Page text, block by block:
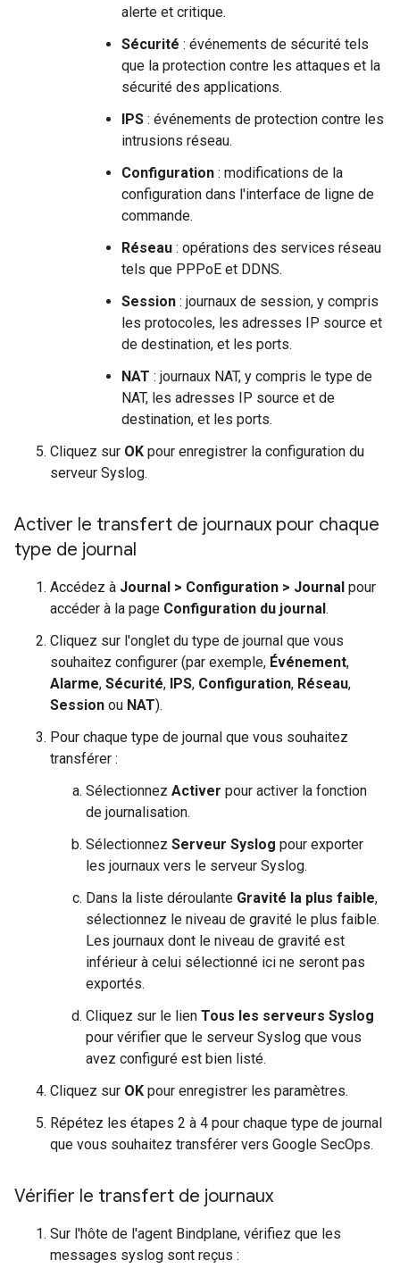
alerte et critique.
Sécurité : événements de sécurité tels
que la protection contre les attaques et la
sécurité des applications.
IPS : événements de protection contre les
intrusions réseau.
Configuration : modifications de la
configuration dans l'interface de ligne de
commande.
Réseau : opérations des services réseau
tels que PPPoE et DDNS.
Session : journaux de session, y compris
les protocoles, les adresses IP source et
de destination, et les ports.
NAT : journaux NAT, y compris le type de
NAT, les adresses IP source et de
destination, et les ports.
Cliquez sur OK pour enregistrer la configuration du
serveur Syslog.
Activer le transfert de journaux pour chaque
type de journal
Accédez à Journal > Configuration > Journal pour
accéder à la page Configuration du journal.
Cliquez sur l'onglet du type de journal que vous
souhaitez configurer (par exemple, Événement,
Alarme, Sécurité, IPS, Configuration, Réseau,
Session ou NAT).
Pour chaque type de journal que vous souhaitez
transférer :
Sélectionnez Activer pour activer la fonction
de journalisation.
Sélectionnez Serveur Syslog pour exporter
les journaux vers le serveur Syslog.
Dans la liste déroulante Gravité la plus faible,
sélectionnez le niveau de gravité le plus faible.
Les journaux dont le niveau de gravité est
inférieur à celui sélectionné ici ne seront pas
exportés.
Cliquez sur le lien Tous les serveurs Syslog
pour vérifier que le serveur Syslog que vous
avez configuré est bien listé.
Cliquez sur OK pour enregistrer les paramètres.
Répétez les étapes 2 à 4 pour chaque type de journal
que vous souhaitez transférer vers Google SecOps.
Vérifier le transfert de journaux
Sur l'hôte de l'agent Bindplane, vérifiez que les
messages syslog sont reçus :